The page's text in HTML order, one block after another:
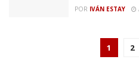
POR IVÁN ESTAY
1 2